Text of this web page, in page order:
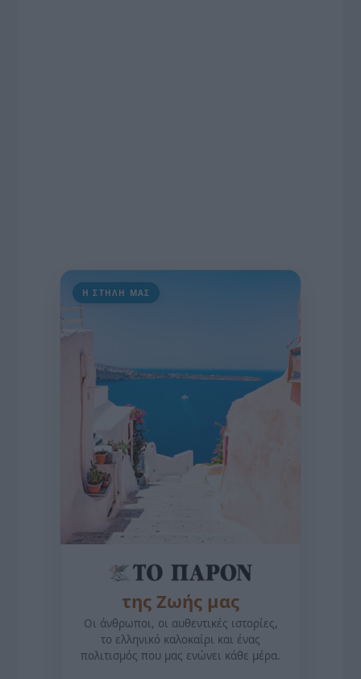
Η ΣΤΗΛΗ ΜΑΣ
της Ζωής μας
Οι άνθρωποι, οι αυθεντικές ιστορίες,
το ελληνικό καλοκαίρι και ένας
πολιτισμός που μας ενώνει κάθε μέρα.